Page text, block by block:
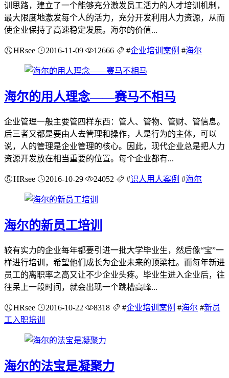
训思路，建立了一个能够充分激发员工活力的人才培训机制，
最大限度地激发每个人的活力，充分开发利用人力资源，从而
使企业保持了高速稳定发展。海尔的价值...
HRsee 2016-11-09 12666 #企业培训案例 #海尔
海尔的用人理念——赛马不相马
企业管理一般主要管四样东西：管人、管物、管财、管信息。
后三者又都是要由人去管理和操作，人是行为的主体，可以
说，人的管理是企业管理的核心。因此，现代企业总是把人力
资源开发放在相当重要的位置。每个企业都有...
HRsee 2016-10-29 24052 #识人用人案例 #海尔
海尔的新员工培训
较有实力的企业每年都要引进一批大学毕业生，然后像“宝”一
样进行培训，希望他们成长为企业未来的顶梁柱。而每年新进
员工的离职率之高又让不少企业头疼。毕业生进入企业后，往
往呆上一段时间，就会出现一个跳槽高峰...
HRsee 2016-10-22 8318 #企业培训案例 #海尔 #新员
工入职培训
海尔的法宝是凝聚力